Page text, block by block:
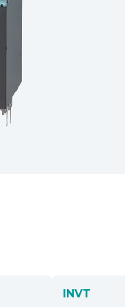
INVT